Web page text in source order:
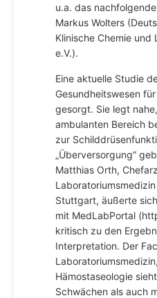
u.a. das
Markus Wolters
Klinische Chemie und
e.V.).
Eine aktuelle Studie
Gesundheitswesen
gesorgt. Sie legt
ambulanten Bereich
zur
„Überversorgung“
Matthias Orth,
Stuttgart, äußerte
mit MedLabPortal
kritisch zu den
Interpretation. Der
Hämostaseologie
Schwächen als auch